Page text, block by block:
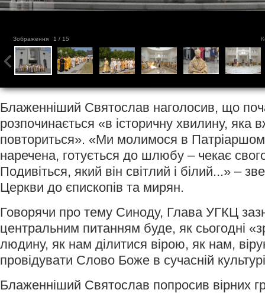
Зображення 1 / 15
Блаженніший Святослав наголосив, що
розпочинається «в історичну хвилину, яка
повториться». «Ми молимося в
наречена, готується до шлюбу – чекає
Подивіться, який він світлий і білий...» –
Церкви до єпископів та мирян.
Говорячи про тему Синоду, Глава УГКЦ
центральним питанням буде, як сьогодні
людину, як нам ділитися вірою, як нам,
провідувати Слово Боже в сучасній
Блаженніший Святослав попросив вірних